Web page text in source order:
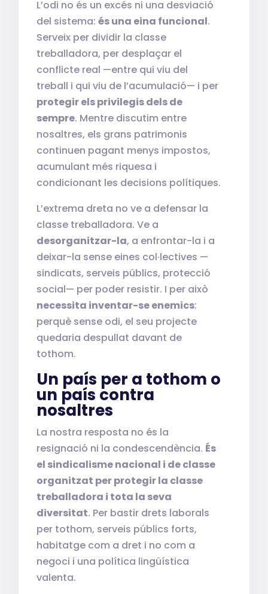
L’odi no és un excés ni una desviació
del sistema:és una eina funcional.
Serveix per dividir la classe
treballadora, per desplaçar el
conflicte real —entre qui viu del
treball i qui viu de l’acumulació— i per
protegir els privilegis dels de
sempre. Mentre discutim entre
nosaltres, els grans patrimonis
continuen pagant menys impostos,
acumulant més riquesa i
condicionant les decisions polítiques.
L’extrema dreta no ve a defensar la
classe treballadora. Ve a
desorganitzar-la, a enfrontar-la i a
deixar-la sense eines col·lectives —
sindicats, serveis públics, protecció
social— per poder resistir. I per això
necessita inventar-se enemics:
perquè sense odi, el seu projecte
quedaria despullat davant de
tothom.
Un país per a tothom o
un país contra
nosaltres
La nostra resposta no és la
resignació ni la condescendència. És
el sindicalisme nacional i de classe
organitzat per protegir la classe
treballadora i tota la seva
diversitat. Per bastir drets laborals
per tothom, serveis públics forts,
habitatge com a dret i no com a
negoci i una política lingüística
valenta.